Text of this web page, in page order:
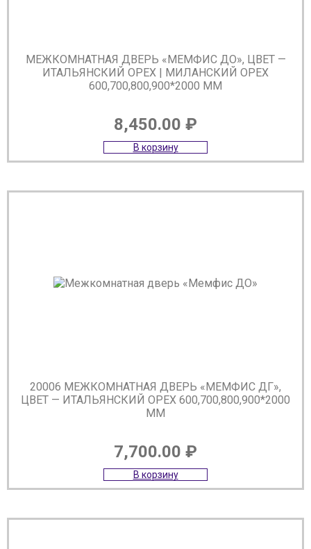
МЕЖКОМНАТНАЯ ДВЕРЬ «МЕМФИС ДО», ЦВЕТ —
ИТАЛЬЯНСКИЙ ОРЕХ | МИЛАНСКИЙ ОРЕХ
600,700,800,900*2000 ММ
8,450.00 ₽
В корзину
20006 МЕЖКОМНАТНАЯ ДВЕРЬ «МЕМФИС ДГ»,
ЦВЕТ — ИТАЛЬЯНСКИЙ ОРЕХ 600,700,800,900*2000
ММ
7,700.00 ₽
В корзину